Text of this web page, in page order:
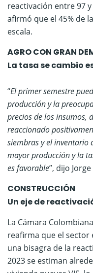
reactivación entre 97
afirmó que el 45% de
escala.
AGRO CON GRAN
​La tasa se cambio
“El primer semestre
producción y la
precios de los insumos,
reaccionado
siembras y el inventario
mayor producción y la
es favorable”, dijo
CONSTRUCCIÓN
Un eje de
La Cámara
reafirma que el sector
una bisagra de la
2023 se estiman